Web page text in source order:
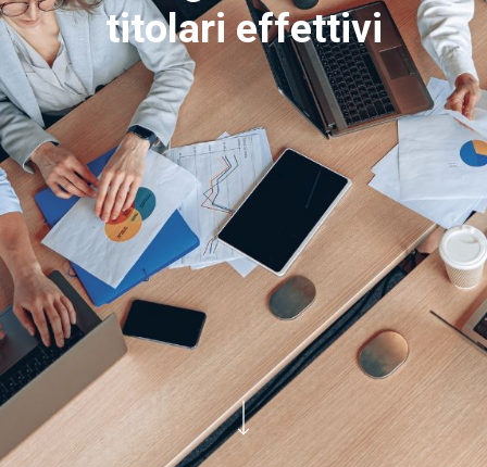
titolari effettivi